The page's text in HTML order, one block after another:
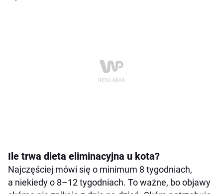
Ile trwa dieta eliminacyjna u kota?
Najczęściej mówi się o minimum 8 tygodniach,
a niekiedy o 8–12 tygodniach. To ważne, bo objawy